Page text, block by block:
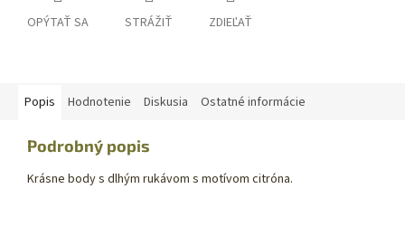
OPÝTAŤ SA STRÁŽIŤ ZDIEĽAŤ
Popis Hodnotenie Diskusia Ostatné informácie
Podrobný popis
Krásne body s dlhým rukávom s motívom citróna.